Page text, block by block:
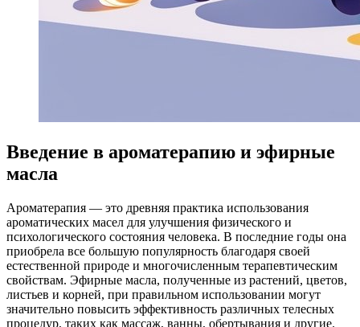
Введение в ароматерапию и эфирные
масла
Ароматерапия — это древняя практика использования
ароматических масел для улучшения физического и
психологического состояния человека. В последние годы она
приобрела все большую популярность благодаря своей
естественной природе и многочисленным терапевтическим
свойствам. Эфирные масла, полученные из растений, цветов,
листьев и корней, при правильном использовании могут
значительно повысить эффективность различных телесных
процедур, таких как массаж, ванны, обертывания и другие.